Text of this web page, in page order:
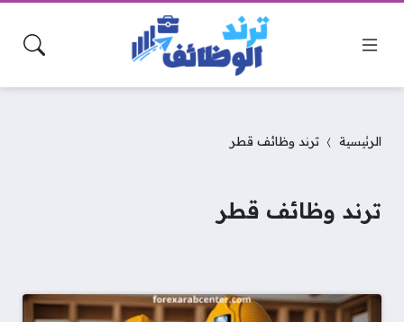
الرئيسية ترند وظائف قطر
ترند وظائف قطر